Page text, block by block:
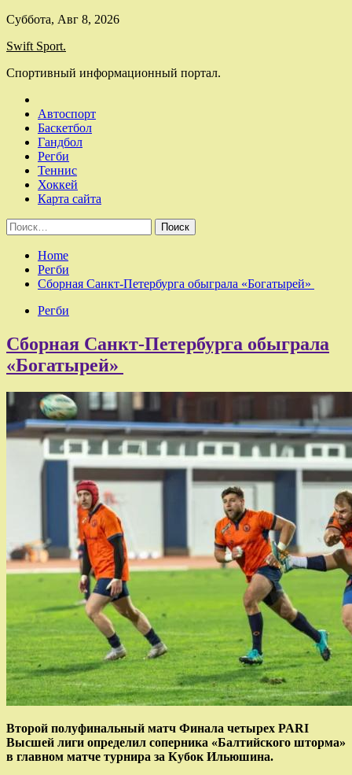
Skip
content
Суббота, Авг 8, 2026
Swift Sport.
Спортивный информационный портал.
Автоспорт
Баскетбол
Гандбол
Регби
Теннис
Хоккей
Карта сайта
Найти:
Home
Регби
Сборная Санкт-Петербурга обыграла «Богатырей»
Регби
Сборная Санкт-Петербурга обыграла
«Богатырей»
Второй полуфинальный матч Финала четырех PARI
Высшей лиги определил соперника «Балтийского шторма»
в главном матче турнира за Кубок Ильюшина.